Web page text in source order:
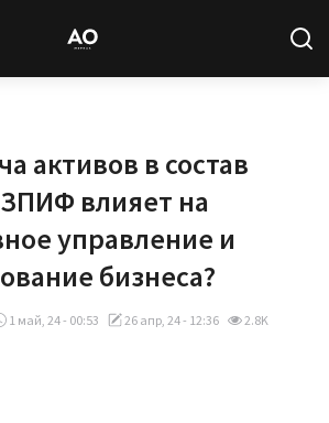
активов в состав
влияет на
управление и
бизнеса?
1 май, 24 - 00:53 26 апр, 24 - 12:36 2.8K